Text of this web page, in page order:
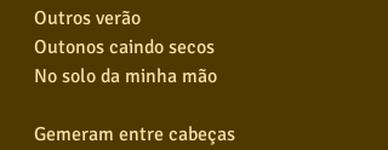
Outros verão
Outonos caindo secos
No solo da minha mão
Gemeram entre cabeças